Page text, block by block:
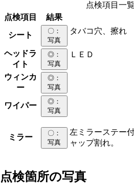
点検項目一
点検項目
結果
シート 〇 ：
写真
タバコ穴、擦れ
ヘッドラ
イト
◎ ：
写真
ＬＥＤ
ウィンカ
ー
◎ ：
写真
ワイパー ◎ ：
写真
ミラー 〇 ：
写真
左ミラーステー
ャップ割れ。
点検箇所の写真